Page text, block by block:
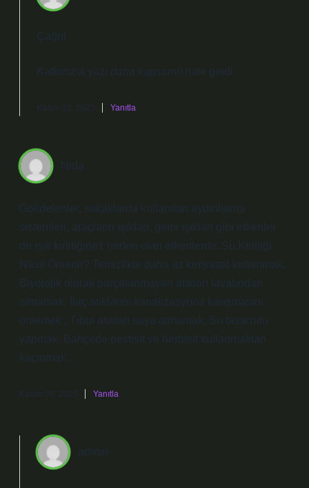
Çağrı!
Katkınızla yazı daha kapsamlı hale geldi.
Kasım 20, 2025 Yanıtla
Nida
Gökdelenler, sokaklarda kullanılan aydınlatma
sistemleri, araçların ışıkları, gemi ışıkları gibi etkenler
de ışık kirliliğine1 neden olan etkenlerdir. Su Kirliliği
Nasıl Önlenir? Temizlikte daha az kimyasal kullanmak,
Biyolojik olarak parçalanmayan atıkları lavabodan
atmamak, İlaç atıklarını kanalizasyona karışmasını
önlemek , Tıbbi atıkları suya atmamak, Su tasarrufu
yapmak, Bahçede pestisit ve herbisit kullanmaktan
kaçınmak.
Kasım 20, 2025 Yanıtla
admin